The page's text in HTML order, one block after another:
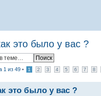
это было у вас ?
1 из 49 • 1 2 3 4 5 6 7 8
это было у вас ?